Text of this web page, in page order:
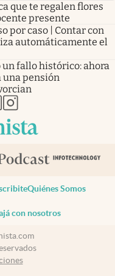
que te regalen flores
presente
por caso | Contar con
automáticamente el
un fallo histórico: ahora
una pensión
pestañapestaña
en nueva pestaña
abre en nueva pestaña
abre en nueva pestaña
Quiénes Somos
con nosotros